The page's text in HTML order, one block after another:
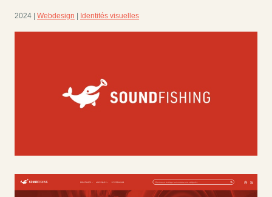
2024 | Webdesign Identités visuelles